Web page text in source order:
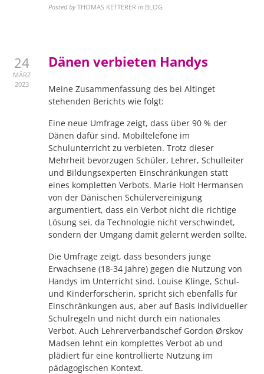
Posted by THOMAS KETTERER in BLOG
24
MÄRZ
2023
Dänen verbieten Handys
Meine Zusammenfassung des bei Altinget
stehenden Berichts wie folgt:
Eine neue Umfrage zeigt, dass über 90 % der
Dänen dafür sind, Mobiltelefone im
Schulunterricht zu verbieten. Trotz dieser
Mehrheit bevorzugen Schüler, Lehrer, Schulleiter
und Bildungsexperten Einschränkungen statt
eines kompletten Verbots. Marie Holt Hermansen
von der Dänischen Schülervereinigung
argumentiert, dass ein Verbot nicht die richtige
Lösung sei, da Technologie nicht verschwindet,
sondern der Umgang damit gelernt werden sollte.
Die Umfrage zeigt, dass besonders junge
Erwachsene (18-34 Jahre) gegen die Nutzung von
Handys im Unterricht sind. Louise Klinge, Schul-
und Kinderforscherin, spricht sich ebenfalls für
Einschränkungen aus, aber auf Basis individueller
Schulregeln und nicht durch ein nationales
Verbot. Auch Lehrerverbandschef Gordon Ørskov
Madsen lehnt ein komplettes Verbot ab und
plädiert für eine kontrollierte Nutzung im
pädagogischen Kontext.